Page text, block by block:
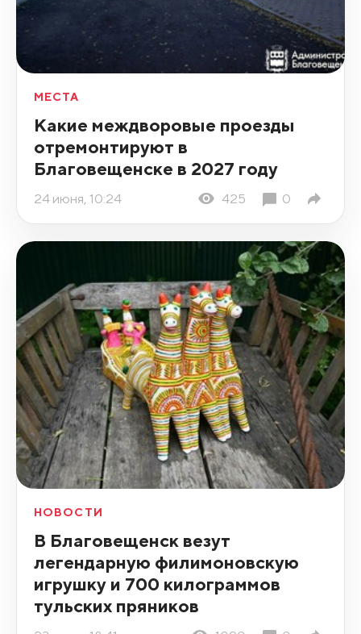
МЕСТА
Какие междворовые проезды
отремонтируют в
Благовещенске в 2027 году
24 июня, 10:24 425 0
НОВОСТИ
В Благовещенск везут
легендарную филимоновскую
игрушку и 700 килограммов
тульских пряников